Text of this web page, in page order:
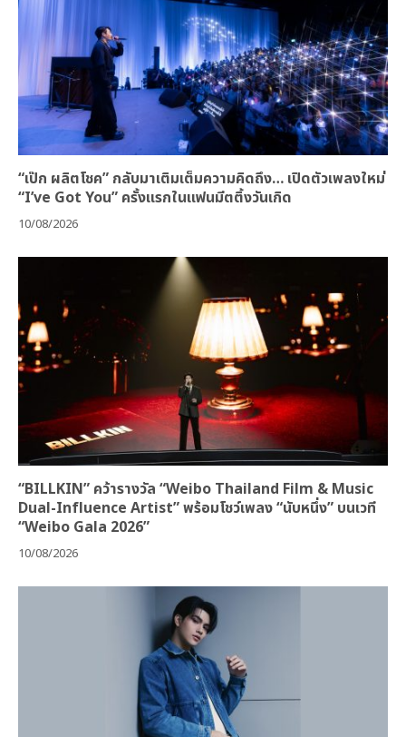
“เป๊ก ผลิตโชค” กลับมาเติมเต็มความคิดถึง… เปิดตัวเพลงใหม่
“I’ve Got You” ครั้งแรกในแฟนมีตติ้งวันเกิด
10/08/2026
“BILLKIN” คว้ารางวัล “Weibo Thailand Film & Music
Dual-Influence Artist” พร้อมโชว์เพลง “นับหนึ่ง” บนเวที
“Weibo Gala 2026”
10/08/2026